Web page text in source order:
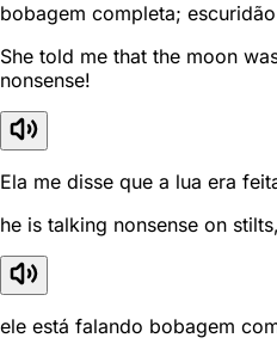
bobagem completa;
She told me that the moon
nonsense!
Ela me disse que a lua era
he is talking nonsense on
ele está falando bobagem